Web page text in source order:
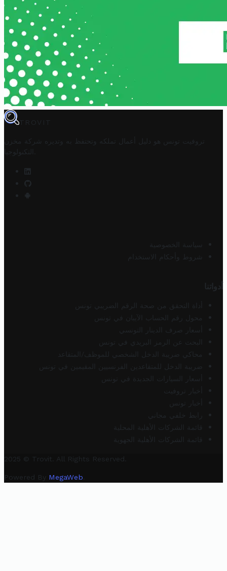
TROVIT
تروفيت تونس هو دليل أعمال تملكه وتحتفظ به وتديره
شركة مخزن
التكنولوجيا
سياسة الخصوصية
شروط وأحكام الاستخدام
أدواتنا
أداة التحقق من صحة الرقم الضريبي تونس
محول رقم الحساب الآيبان في تونس
أسعار صرف الدينار التونسي
البحث عن الرمز البريدي في تونس
محاكي ضريبة الدخل الشخصي للموظف/المتقاعد
ضريبة الدخل للمتقاعدين الفرنسيين المقيمين في تونس
أسعار السيارات الجديدة في تونس
أخبار تروفيت
أخبار تونس
رابط خلفي مجاني
قائمة الشركات الأهلية المحلية
قائمة الشركات الأهلية الجهوية
2025 © Trovit. All Rights Reserved.
Powered By MegaWeb